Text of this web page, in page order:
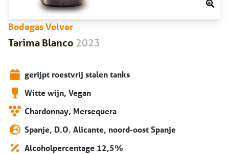
Bodegas Volver
Tarima Blanco 2023
gerijpt roestvrij stalen tanks
Witte wijn, Vegan
Chardonnay, Mersequera
Spanje, D.O. Alicante, noord-oost Spanje
Alcoholpercentage 12,5%